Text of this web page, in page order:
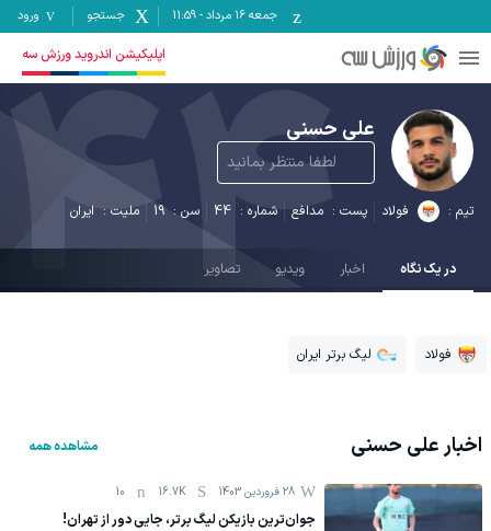
جمعه ۱۶ مرداد -
11:59 جستجو ورود
اپلیکیشن اندروید ورزش سه
علی حسنی
لطفا منتظر بمانید
تیم : فولاد پست : مدافع شماره : 44 سن : 19 ملیت : ایران
44 در یک نگاه اخبار ویدیو تصاویر
فولاد لیگ برتر ایران
اخبارعلی حسنی مشاهده همه
28 فروردين 1403 16.7K
10
جوان‌ترین بازیکن لیگ برتر، جایی دور از تهران!